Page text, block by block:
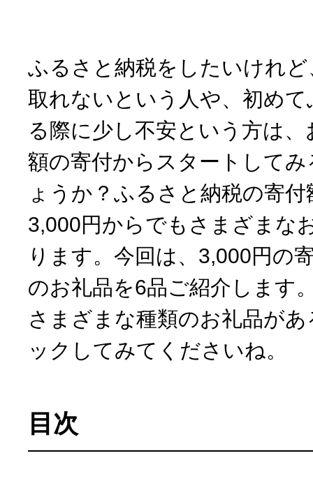
個人事業・フリーランス
ふるさと納税の基礎知識
10秒ぴったり診断
自治体直営サイト特集
はじめるバイブルとは
問い合わせ
ふるさと納税をしたいけれ
取れないという人や、初め
る際に少し不安という方は
額の寄付からスタートして
ょうか？ふるさと納税の寄
3,000円からでもさまざまな
ります。今回は、3,000円の
のお礼品を6品ご紹介します
さまざまな種類のお礼品が
ックしてみてくださいね。
目次